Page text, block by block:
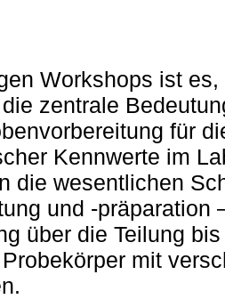
Workshops ist es,
zentrale
für
Kennwerte im
die wesentlichen
und -präparation
über die Teilung
mit